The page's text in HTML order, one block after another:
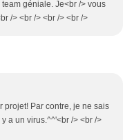
géniale. Je<br /> vous
/> <br /> <br /> <br />
projet! Par contre, je ne sais
a un virus.^^'<br /> <br />